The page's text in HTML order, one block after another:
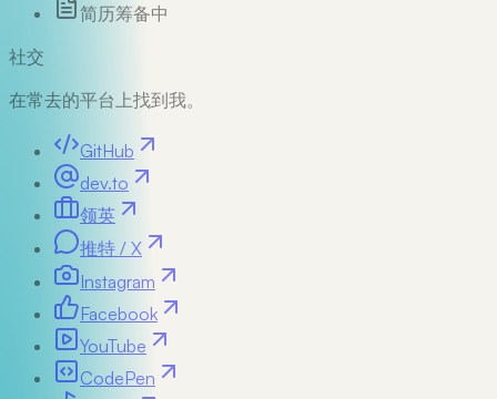
简历筹备中
社交
在常去的平台上找到我。
GitHub
dev.to
领英
推特 / X
Instagram
Facebook
YouTube
CodePen